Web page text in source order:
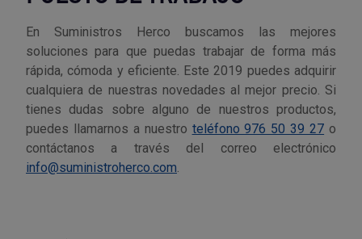
En Suministros Herco buscamos las mejores
soluciones para que puedas trabajar de forma más
rápida, cómoda y eficiente. Este 2019 puedes adquirir
cualquiera de nuestras novedades al mejor precio. Si
tienes dudas sobre alguno de nuestros productos,
puedes llamarnos a nuestro teléfono 976 50 39 27 o
contáctanos a través del correo electrónico
info@suministroherco.com